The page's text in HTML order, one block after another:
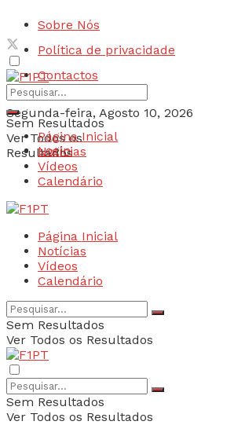
Sobre Nós
Política de privacidade
Contactos
Segunda-feira, Agosto 10, 2026
Login
Sem Resultados
Ver Todos os
Resultados
Página Inicial
Notícias
Vídeos
Calendário
Página Inicial
Notícias
Vídeos
Calendário
Sem Resultados
Ver Todos os Resultados
Sem Resultados
Ver Todos os Resultados